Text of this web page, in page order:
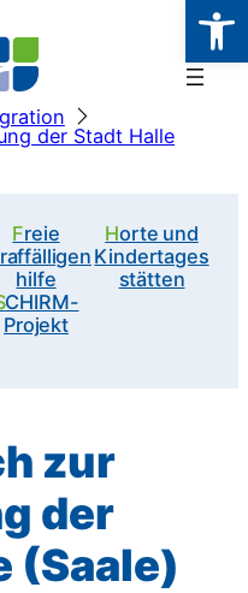
der Stadt Halle
Freie
hilfe
Horte und
Kindertages
stätten
Projekt
der
(Saale)